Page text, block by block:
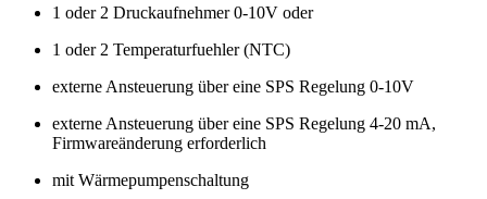
1 oder 2 Druckaufnehmer 0-10V oder
1 oder 2 Temperaturfuehler (NTC)
externe Ansteuerung über eine SPS Regelung 0-10V
externe Ansteuerung über eine SPS Regelung 4-20 mA,
Firmwareänderung erforderlich
mit Wärmepumpenschaltung